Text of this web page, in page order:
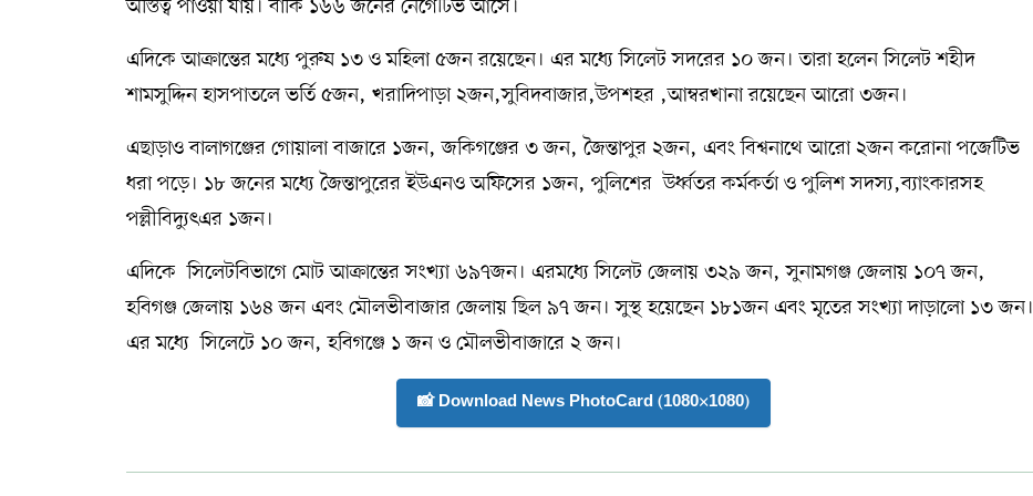
অস্তিত্ব পাওয়া যায়। বাকি ১৬৬ জনের নেগেটিভ আসে।
এদিকে আক্রান্তের মধ্যে পুরুষ ১৩ ও মহিলা ৫জন রয়েছেন। এর মধ্যে সিলেট সদরের ১০ জন। তারা হলেন সিলেট শহীদ
শামসুদ্দিন হাসপাতলে ভর্তি ৫জন, খরাদিপাড়া ২জন,সুবিদবাজার,উপশহর ,আম্বরখানা রয়েছেন আরো ৩জন।
এছাড়াও বালাগঞ্জের গোয়ালা বাজারে ১জন, জকিগঞ্জের ৩ জন, জৈন্তাপুর ২জন, এবং বিশ্বনাথে আরো ২জন করোনা পজেটিভ
ধরা পড়ে। ১৮ জনের মধ্যে জৈন্তাপুরের ইউএনও অফিসের ১জন, পুলিশের উর্ধ্বতর কর্মকর্তা ও পুলিশ সদস্য,ব্যাংকারসহ
পল্লীবিদ্যুৎএর ১জন।
এদিকে সিলেটবিভাগে মোট আক্রান্তের সংখ্যা ৬৯৭জন। এরমধ্যে সিলেট জেলায় ৩২৯ জন, সুনামগঞ্জ জেলায় ১০৭ জন,
হবিগঞ্জ জেলায় ১৬৪ জন এবং মৌলভীবাজার জেলায় ছিল ৯৭ জন। সুস্থ হয়েছেন ১৮১জন এবং মৃতের সংখ্যা দাড়ালো ১৩ জন।
এর মধ্যে সিলেটে ১০ জন, হবিগঞ্জে ১ জন ও মৌলভীবাজারে ২ জন।
📸 Download News PhotoCard (1080×1080)